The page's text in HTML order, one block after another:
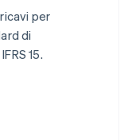
per
di
15.